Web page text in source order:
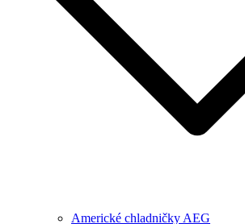
Americké chladničky AEG